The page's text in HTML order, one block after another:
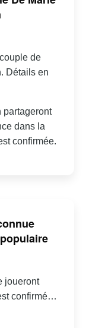
de
Détails en
partageront
dans la
confirmée.
joueront
confirmé…